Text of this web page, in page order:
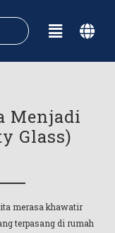
Menjadi
Glass)
merasa khawatir
terpasang di rumah